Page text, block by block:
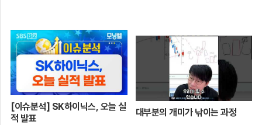
[이슈분석] SK하이닉스, 오늘 실
적 발표
대부분의 개미가 낚이는 과정